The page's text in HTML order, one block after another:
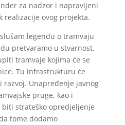
za nadzor i napravljeni
realizacije ovog projekta.
legendu o tramvaju
pretvaramo u stvarnost.
tramvaje kojima će se
Tu infrastrukturu će
Unapređenje javnog
pruge, kao i
strateško opredjeljenje
tome dodamo